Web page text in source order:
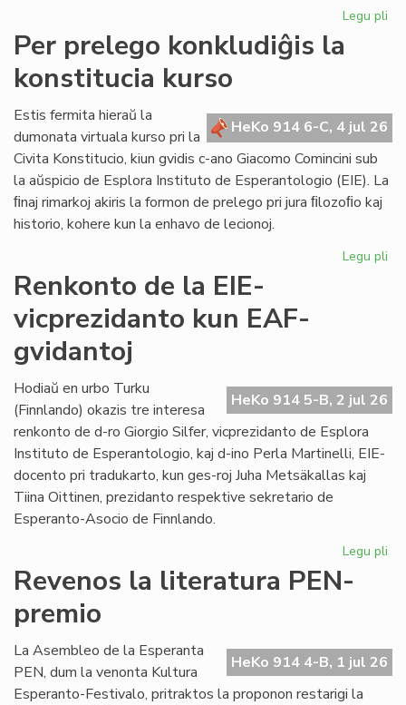
Legu pli
al
Per prelego konkludiĝis la
konstitucia kurso
HeKo 914 6-C, 4 jul 26
Estis fermita hieraŭ la
dumonata virtuala kurso pri la
Civita Konstitucio, kiun gvidis c-ano Giacomo Comincini sub
la aŭspicio de Esplora Instituto de Esperantologio (EIE). La
ﬁnaj rimarkoj akiris la formon de prelego pri jura ﬁlozoﬁo kaj
historio, kohere kun la enhavo de lecionoj.
Legu pli
Renkonto de la EIE-
vicprezidanto kun EAF-
gvidantoj
HeKo 914 5-B, 2 jul 26
Hodiaŭ en urbo Turku
(Finnlando) okazis tre interesa
renkonto de d-ro Giorgio Silfer, vicprezidanto de Esplora
Instituto de Esperantologio, kaj d-ino Perla Martinelli, EIE-
docento pri tradukarto, kun ges-roj Juha Metsäkallas kaj
Tiina Oittinen, prezidanto respektive sekretario de
Esperanto-Asocio de Finnlando.
Legu pli
Revenos la literatura PEN-
premio
HeKo 914 4-B, 1 jul 26
La Asembleo de la Esperanta
PEN, dum la venonta Kultura
Esperanto-Festivalo, pritraktos la proponon restarigi la